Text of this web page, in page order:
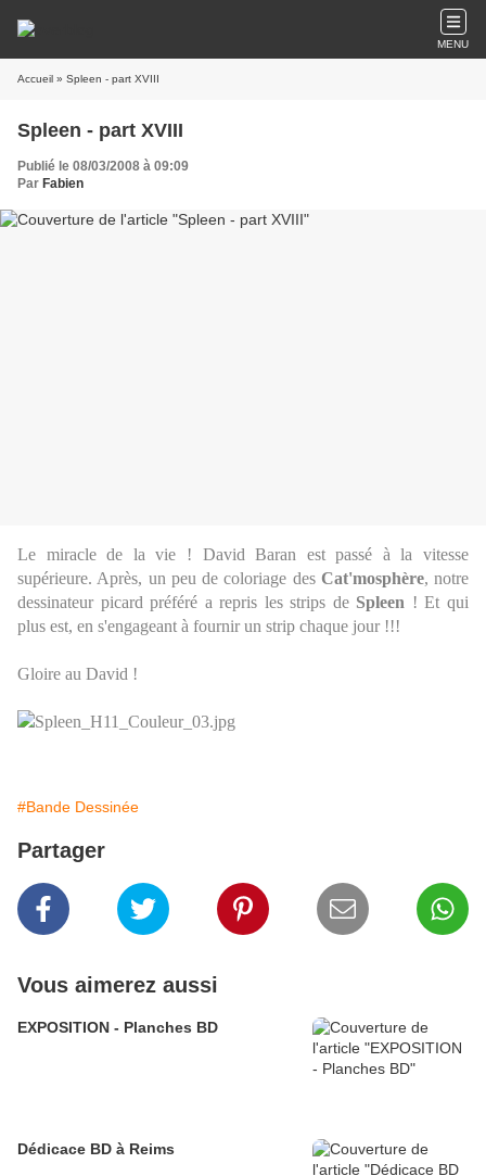
MENU
Accueil » Spleen - part XVIII
Spleen - part XVIII
Publié le 08/03/2008 à 09:09
Par Fabien
Le miracle de la vie ! David Baran est passé à la vitesse
supérieure. Après, un peu de coloriage des Cat'mosphère, notre
dessinateur picard préféré a repris les strips de Spleen ! Et qui
plus est, en s'engageant à fournir un strip chaque jour !!!
Gloire au David !
#Bande Dessinée
Partager
Vous aimerez aussi
EXPOSITION - Planches BD
Dédicace BD à Reims